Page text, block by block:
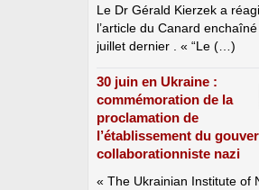
Le Dr Gérald Kierzek a
l’article du Canard
juillet dernier . « “Le (…)
30 juin en Ukraine :
commémoration de la
proclamation de
l’établissement du
collaborationniste nazi
« The Ukrainian Institute of